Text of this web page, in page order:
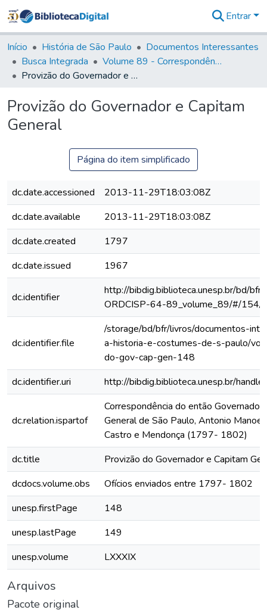
&
Coleções
Tudo na
Biblioteca
Estatísticas
Entrar
Início História de São Paulo
Documentos Interessantes
Busca Integrada
Volume 89 - Correspondência do então Governador e Capitão General de São Paulo, Antonio Manoel de Mello Castro (1797-1802)
Provizão do Governador e Capitam General
Provizão do Governador e Capitam
General
Página do item simplificado
dc.date.accessioned
2013-11-29T18:03:08Z
dc.date.available
2013-11-29T18:03:08Z
dc.date.created
1797
dc.date.issued
1967
dc.identifier
http://bibdig.biblioteca.unesp.br/bd/
ORDCISP-64-89_volume_89/#/154/
dc.identifier.file
/storage/bd/bfr/livros/documentos-
a-historia-e-costumes-de-s-paulo/
do-gov-cap-gen-148
dc.identifier.uri
http://bibdig.biblioteca.unesp.br/
dc.relation.ispartof
Correspondência do então Governador
General de São Paulo, Antonio
Castro e Mendonça (1797- 1802)
dc.title
Provizão do Governador e Capitam
dcdocs.volume.obs
Ofícios enviados entre 1797- 1802
unesp.firstPage
148
unesp.lastPage
149
unesp.volume
LXXXIX
Arquivos
Pacote original